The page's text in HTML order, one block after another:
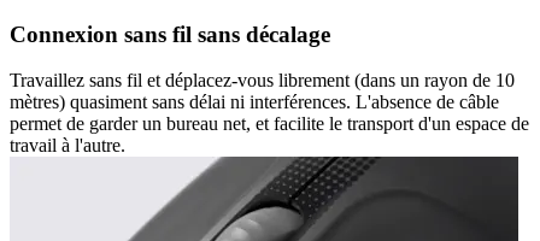
Connexion sans fil sans décalage
Travaillez sans fil et déplacez-vous librement (dans un rayon de 10
mètres) quasiment sans délai ni interférences. L'absence de câble
permet de garder un bureau net, et facilite le transport d'un espace de
travail à l'autre.